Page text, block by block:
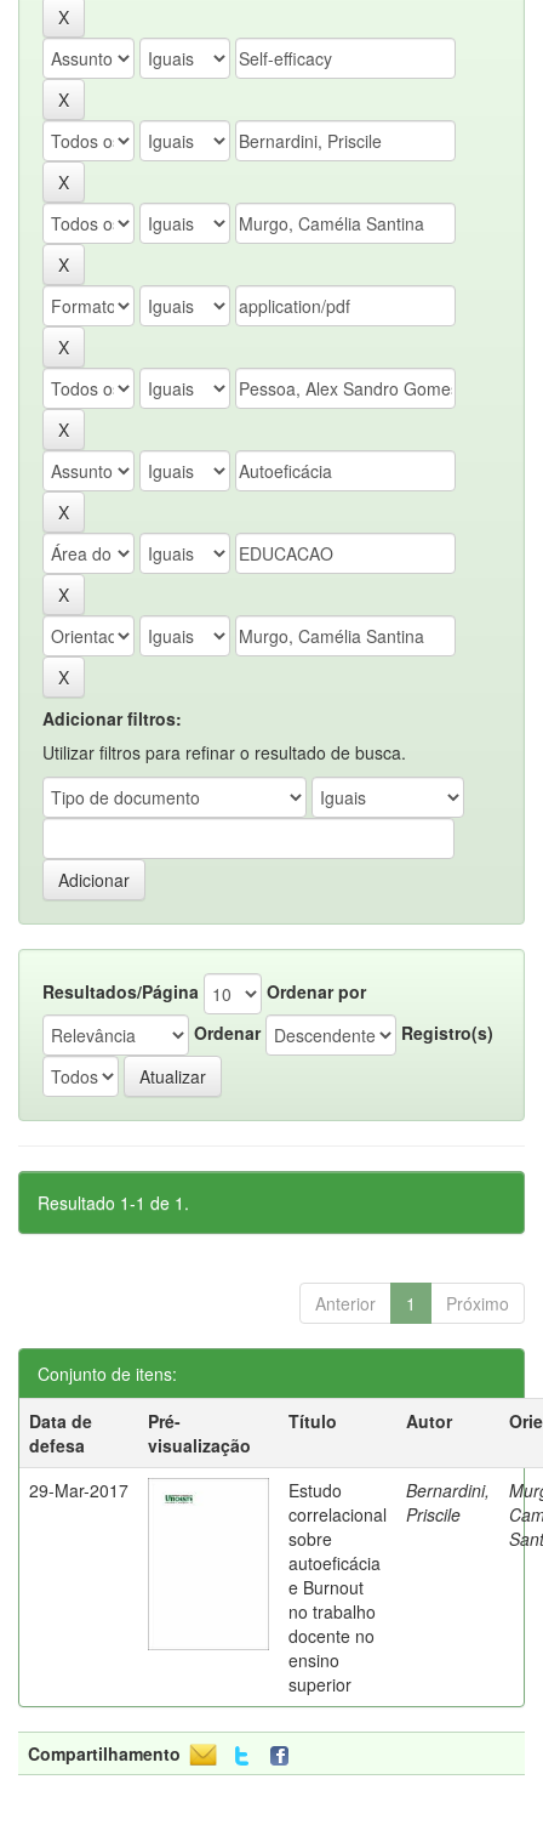
Adicionar filtros:
Utilizar filtros para refinar o resultado de busca.
Resultados/Página
Ordenar por
Ordenar
Registro(s)
Resultado 1-1 de 1.
Anterior 1 Próximo
Conjunto de itens:
Data de
defesa
Pré-
visualização
Título Autor
29-Mar-2017
Estudo
correlacional
sobre
autoeficácia
e Burnout
no trabalho
docente no
ensino
superior
Bernardini,
Priscile
Compartilhamento